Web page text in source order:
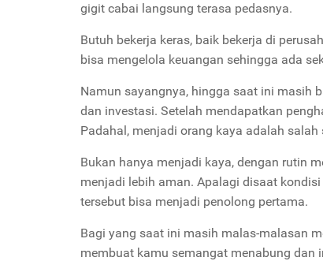
gigit cabai langsung terasa pedasnya.
Butuh bekerja keras, baik bekerja di
bisa mengelola keuangan sehingga ada
Namun sayangnya, hingga saat ini masih
dan investasi. Setelah mendapatkan
Padahal, menjadi orang kaya adalah salah
Bukan hanya menjadi kaya, dengan rutin
menjadi lebih aman. Apalagi disaat
tersebut bisa menjadi penolong pertama.
Bagi yang saat ini masih malas-malasan
membuat kamu semangat menabung dan